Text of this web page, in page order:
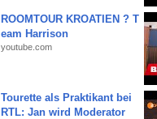
ROOMTOUR KROATIEN ? T
eam Harrison
youtube.com
Tourette als Praktikant bei
RTL: Jan wird Moderator